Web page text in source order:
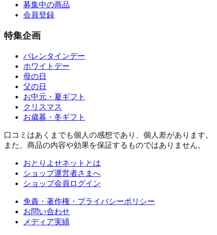
募集中の商品
会員登録
特集企画
バレンタインデー
ホワイトデー
母の日
父の日
お中元・夏ギフト
クリスマス
お歳暮・冬ギフト
口コミはあくまでも個人の感想であり、個人差があります。
また、商品の内容や効果を保証するものではありません。
おとりよせネットとは
ショップ運営者さまへ
ショップ会員ログイン
免責・著作権・プライバシーポリシー
お問い合わせ
メディア実績